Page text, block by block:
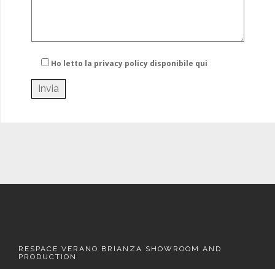
Ho letto la privacy policy disponibile qui
RESPACE VERANO BRIANZA SHOWROOM AND
PRODUCTION